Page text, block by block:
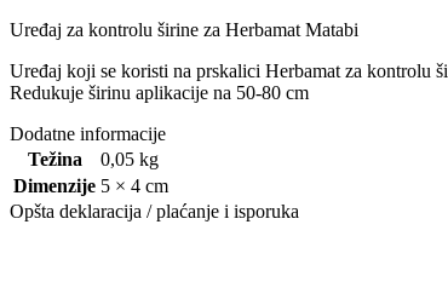
Uređaj za kontrolu širine za Herbamat Matabi
Uređaj koji se koristi na prskalici Herbamat za kontrolu
Redukuje širinu aplikacije na 50-80 cm
Dodatne informacije
Težina
0,05 kg
Dimenzije 5 × 4 cm
Opšta deklaracija / plaćanje i isporuka